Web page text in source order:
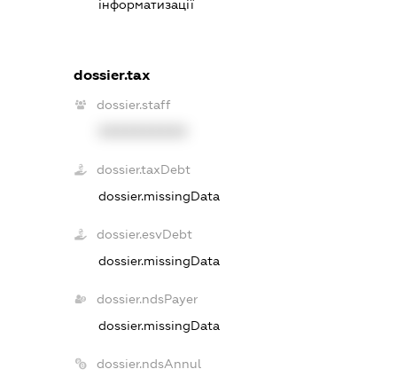
інформатизації
dossier.tax
dossier.staff
dossier.taxDebt
dossier.missingData
dossier.esvDebt
dossier.missingData
dossier.ndsPayer
dossier.missingData
dossier.ndsAnnul